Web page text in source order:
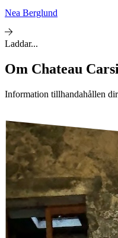
Nea Berglund
Laddar...
Om Chateau
Information tillhandahållen